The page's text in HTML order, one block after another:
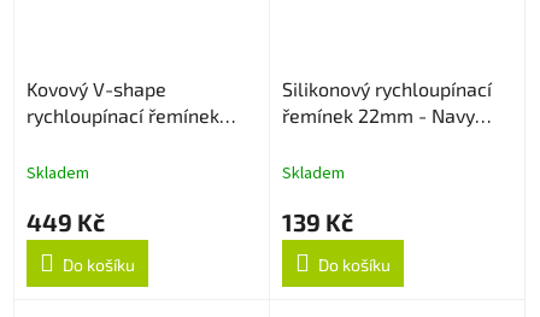
Kovový V-shape
rychloupínací řemínek
Skladem
449 Kč
Do košíku
Silikonový rychloupínací
řemínek 22mm - Navy
Skladem
139 Kč
Do košíku